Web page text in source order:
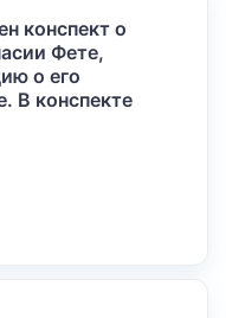
конспект о
Фете,
о его
В конспекте